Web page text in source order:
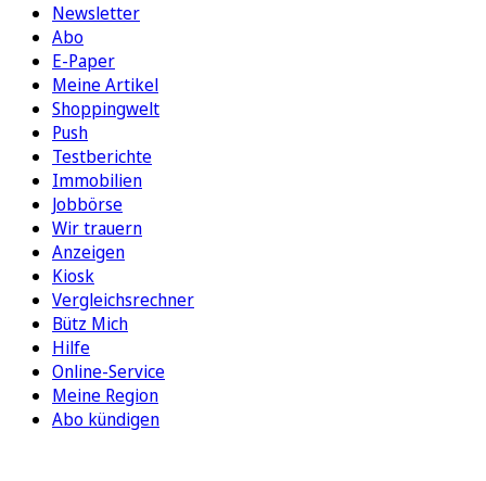
Newsletter
Abo
E-Paper
Meine Artikel
Shoppingwelt
Push
Testberichte
Immobilien
Jobbörse
Wir trauern
Anzeigen
Kiosk
Vergleichsrechner
Bütz Mich
Hilfe
Online-Service
Meine Region
Abo kündigen